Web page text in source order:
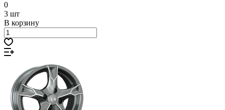
0
3 шт
В корзину